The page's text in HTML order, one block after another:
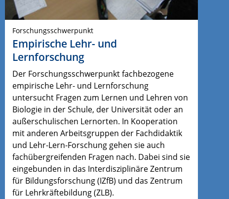
Forschungsschwerpunkt
Empirische Lehr- und
Lernforschung
Der Forschungsschwerpunkt fachbezogene
empirische Lehr- und Lernforschung
untersucht Fragen zum Lernen und Lehren von
Biologie in der Schule, der Universität oder an
außerschulischen Lernorten. In Kooperation
mit anderen Arbeitsgruppen der Fachdidaktik
und Lehr-Lern-Forschung gehen sie auch
fachübergreifenden Fragen nach. Dabei sind sie
eingebunden in das Interdisziplinäre Zentrum
für Bildungsforschung (IZfB) und das Zentrum
für Lehrkräftebildung (ZLB).